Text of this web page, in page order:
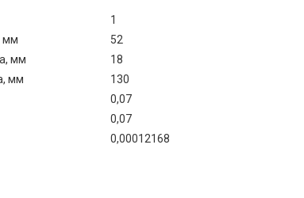
1
мм
52
мм
18
мм
130
0,07
0,07
0,00012168